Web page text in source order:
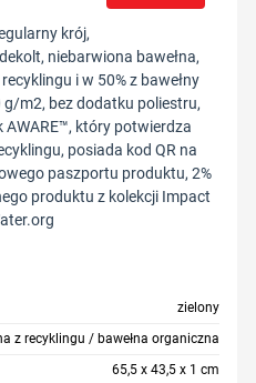
krój,
niebarwiona bawełna,
i w 50% z bawełny
m2, bez dodatku poliestru,
który potwierdza
posiada kod QR na
paszportu produktu, 2%
produktu z kolekcji Impact
zielony
z recyklingu / bawełna organiczna
65,5 x 43,5 x 1 cm